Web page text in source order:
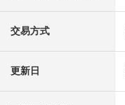
交易方式
更新日